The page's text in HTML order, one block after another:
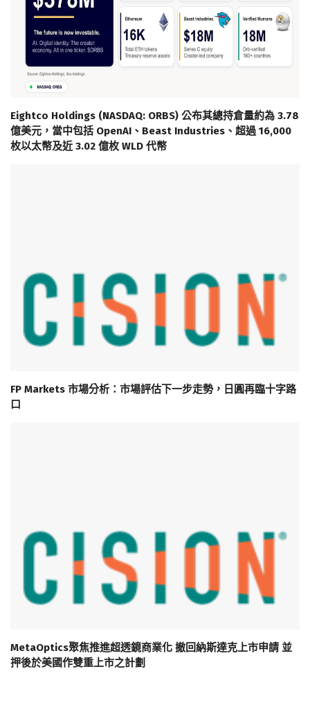
Eightco Holdings (NASDAQ: ORBS) 公布其總持倉量約為 3.78
億美元，當中包括 OpenAI、Beast Industries、超過 16,000
枚以太幣及近 3.02 億枚 WLD 代幣
FP Markets 市場分析：市場評估下一步走勢，日圓再臨十字路
口
MetaOptics聚焦推進超透鏡商業化 撤回納斯達克上市申請 並
押後於美國作雙重上市之計劃